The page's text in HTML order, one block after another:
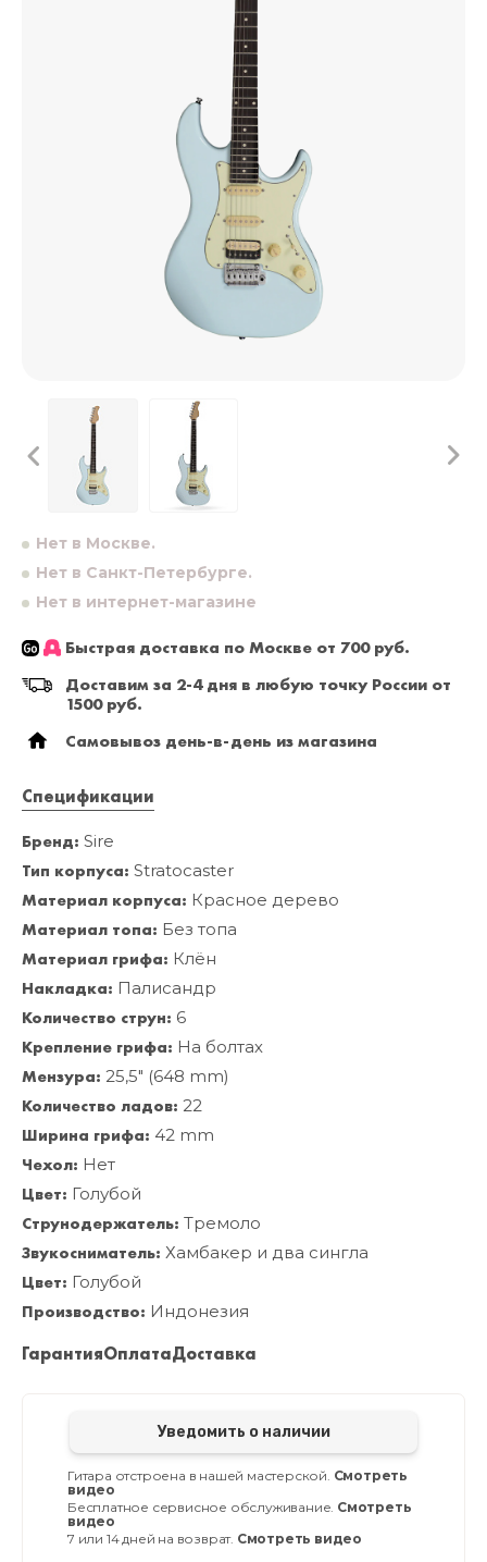
Нет в Москве.
Нет в Санкт-Петербурге.
Нет в интернет-магазине
Быстрая доставка по Москве от 700 руб.
Доставим за 2-4 дня в любую точку России от
1500 руб.
Самовывоз день-в-день из магазина
Спецификации
Бренд: Sire
Тип корпуса: Stratocaster
Материал корпуса: Красное дерево
Материал топа: Без топа
Материал грифа: Клён
Накладка: Палисандр
Количество струн: 6
Крепление грифа: На болтах
Мензура: 25,5" (648 mm)
Количество ладов: 22
Ширина грифа: 42 mm
Чехол: Нет
Цвет: Голубой
Струнодержатель: Тремоло
Звукосниматель: Хамбакер и два сингла
Цвет: Голубой
Производство: Индонезия
ГарантияОплатаДоставка
Уведомить о наличии
Гитара отстроена в нашей мастерской. Смотреть
видео
Бесплатное сервисное обслуживание. Смотреть
видео
7 или 14 дней на возврат. Смотреть видео